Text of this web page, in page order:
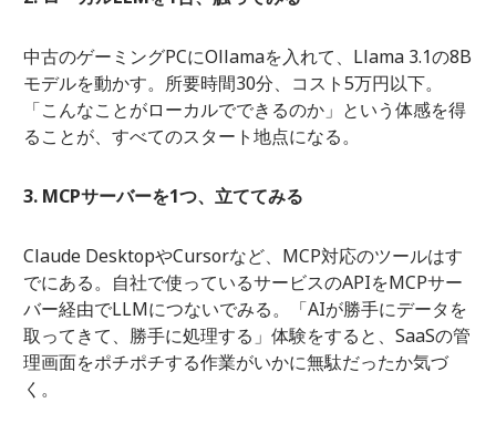
中古のゲーミングPCにOllamaを入れて、Llama 3.1の8B
モデルを動かす。所要時間30分、コスト5万円以下。
「こんなことがローカルでできるのか」という体感を得
ることが、すべてのスタート地点になる。
3. MCPサーバーを1つ、立ててみる
Claude DesktopやCursorなど、MCP対応のツールはす
でにある。自社で使っているサービスのAPIをMCPサー
バー経由でLLMにつないでみる。「AIが勝手にデータを
取ってきて、勝手に処理する」体験をすると、SaaSの管
理画面をポチポチする作業がいかに無駄だったか気づ
く。